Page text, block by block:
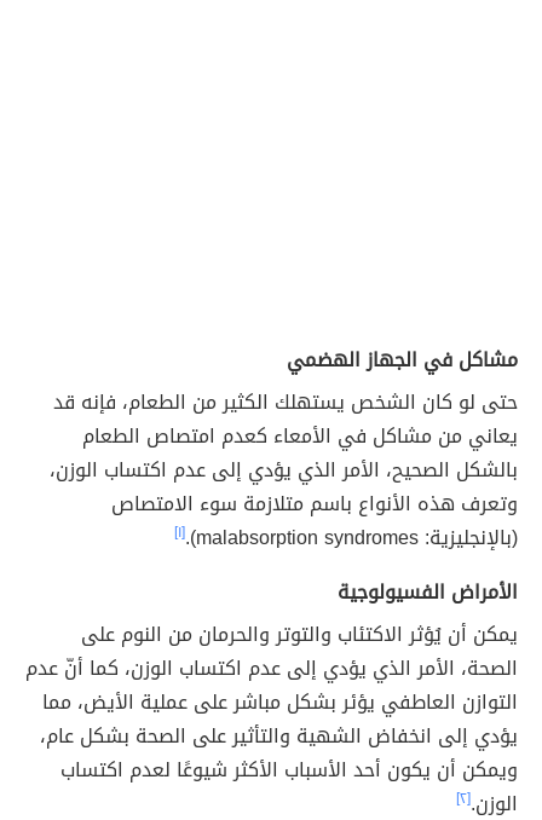
مشاكل في الجهاز الهضمي
حتى لو كان الشخص يستهلك الكثير من الطعام، فإنه قد
يعاني من مشاكل في الأمعاء كعدم امتصاص الطعام
بالشكل الصحيح، الأمر الذي يؤدي إلى عدم اكتساب الوزن،
وتعرف هذه الأنواع باسم متلازمة سوء الامتصاص
(بالإنجليزية: malabsorption syndromes).
[١]
الأمراض الفسيولوجية
يمكن أن يُؤثر الاكتئاب والتوتر والحرمان من النوم على
الصحة، الأمر الذي يؤدي إلى عدم اكتساب الوزن، كما أنّ عدم
التوازن العاطفي يؤئر بشكل مباشر على عملية الأيض، مما
يؤدي إلى انخفاض الشهية والتأثير على الصحة بشكل عام،
ويمكن أن يكون أحد الأسباب الأكثر شيوعًا لعدم اكتساب
الوزن.[٢]